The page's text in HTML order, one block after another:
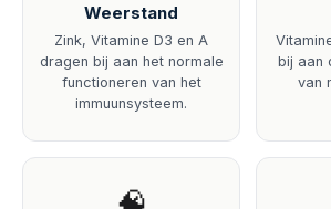
Weerstand
Zink, Vitamine D3 en A
dragen bij aan het normale
functioneren van het
immuunsysteem.
bij aan
van